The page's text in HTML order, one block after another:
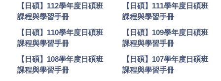
【日碩】112學年度日碩班
課程與學習手冊
【日碩】111學年度日碩班
課程與學習手冊
【日碩】110學年度日碩班
課程與學習手冊
【日碩】109學年度日碩班
課程與學習手冊
【日碩】108學年度日碩班
課程與學習手冊
【日碩】107學年度日碩班
課程與學習手冊